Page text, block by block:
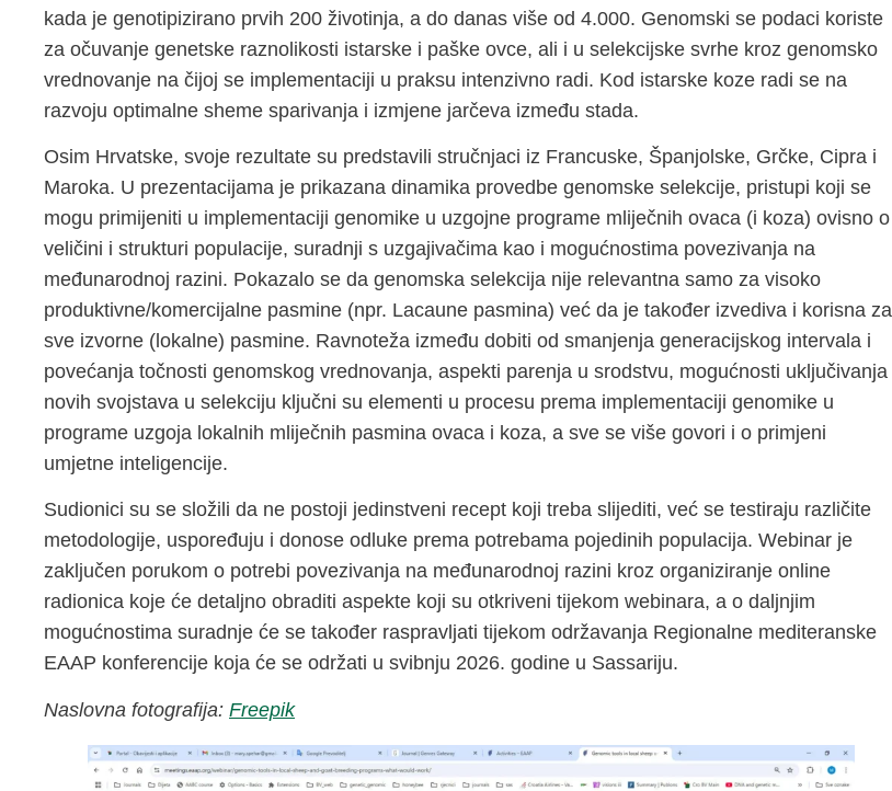
kada je genotipizirano prvih 200 životinja, a do danas više od 4.000. Genomski se podaci koriste
za očuvanje genetske raznolikosti istarske i paške ovce, ali i u selekcijske svrhe kroz genomsko
vrednovanje na čijoj se implementaciji u praksu intenzivno radi. Kod istarske koze radi se na
razvoju optimalne sheme sparivanja i izmjene jarčeva između stada.
Osim Hrvatske, svoje rezultate su predstavili stručnjaci iz Francuske, Španjolske, Grčke, Cipra i
Maroka. U prezentacijama je prikazana dinamika provedbe genomske selekcije, pristupi koji se
mogu primijeniti u implementaciji genomike u uzgojne programe mliječnih ovaca (i koza) ovisno o
veličini i strukturi populacije, suradnji s uzgajivačima kao i mogućnostima povezivanja na
međunarodnoj razini. Pokazalo se da genomska selekcija nije relevantna samo za visoko
produktivne/komercijalne pasmine (npr. Lacaune pasmina) već da je također izvediva i korisna za
sve izvorne (lokalne) pasmine. Ravnoteža između dobiti od smanjenja generacijskog intervala i
povećanja točnosti genomskog vrednovanja, aspekti parenja u srodstvu, mogućnosti uključivanja
novih svojstava u selekciju ključni su elementi u procesu prema implementaciji genomike u
programe uzgoja lokalnih mliječnih pasmina ovaca i koza, a sve se više govori i o primjeni
umjetne inteligencije.
Sudionici su se složili da ne postoji jedinstveni recept koji treba slijediti, već se testiraju različite
metodologije, uspoređuju i donose odluke prema potrebama pojedinih populacija. Webinar je
zaključen porukom o potrebi povezivanja na međunarodnoj razini kroz organiziranje online
radionica koje će detaljno obraditi aspekte koji su otkriveni tijekom webinara, a o daljnjim
mogućnostima suradnje će se također raspravljati tijekom održavanja Regionalne mediteranske
EAAP konferencije koja će se održati u svibnju 2026. godine u Sassariju.
Naslovna fotografija: Freepik